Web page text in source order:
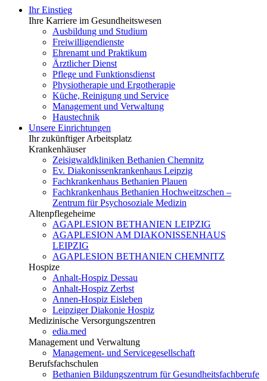
Ihr Einstieg
Ihre Karriere im Gesundheitswesen
Ausbildung und Studium
Freiwilligendienste
Ehrenamt und Praktikum
Ärztlicher Dienst
Pflege und Funktionsdienst
Physiotherapie und Ergotherapie
Küche, Reinigung und Service
Management und Verwaltung
Haustechnik
Unsere Einrichtungen
Ihr zukünftiger Arbeitsplatz
Krankenhäuser
Zeisigwaldkliniken Bethanien Chemnitz
Ev. Diakonissenkrankenhaus Leipzig
Fachkrankenhaus Bethanien Plauen
Fachkrankenhaus Bethanien Hochweitzschen –
Zentrum für Psychosoziale Medizin
Altenpflegeheime
AGAPLESION BETHANIEN LEIPZIG
AGAPLESION AM DIAKONISSENHAUS
LEIPZIG
AGAPLESION BETHANIEN CHEMNITZ
Hospize
Anhalt-Hospiz Dessau
Anhalt-Hospiz Zerbst
Annen-Hospiz Eisleben
Leipziger Diakonie Hospiz
Medizinische Versorgungszentren
edia.med
Management und Verwaltung
Management- und Servicegesellschaft
Berufsfachschulen
Bethanien Bildungszentrum für Gesundheitsfachberufe